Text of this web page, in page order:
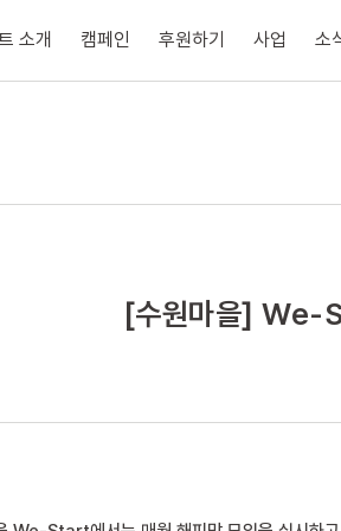
소개 캠페인 후원하기 사업 소
[수원마을] We-